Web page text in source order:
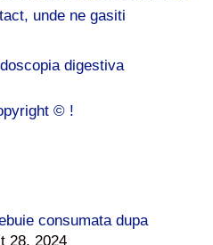
unde ne gasiti
digestiva
© !
consumata dupa
28, 2024